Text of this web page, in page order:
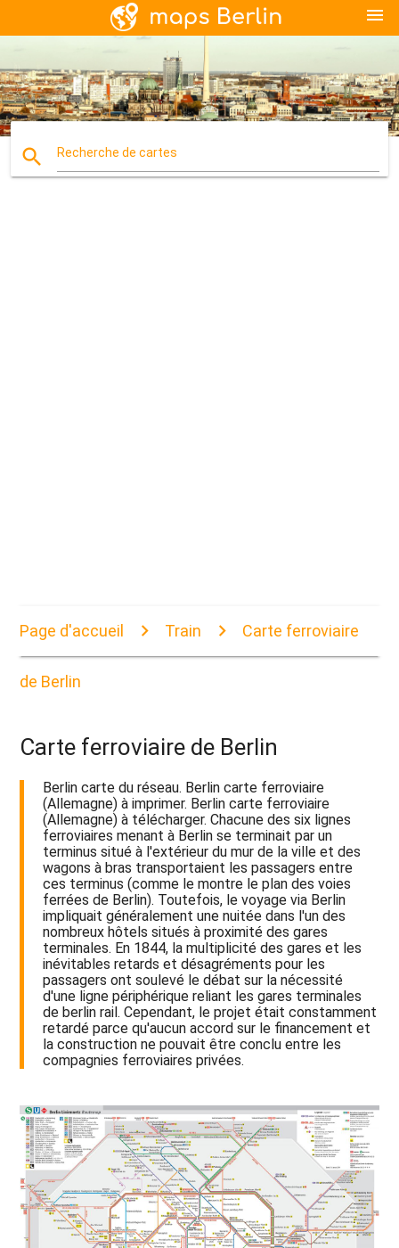
menu
search Recherche de cartes
Page d'accueil Train Carte ferroviaire
de Berlin
Carte ferroviaire de Berlin
Berlin carte du réseau. Berlin carte ferroviaire
(Allemagne) à imprimer. Berlin carte ferroviaire
(Allemagne) à télécharger. Chacune des six lignes
ferroviaires menant à Berlin se terminait par un
terminus situé à l'extérieur du mur de la ville et des
wagons à bras transportaient les passagers entre
ces terminus (comme le montre le plan des voies
ferrées de Berlin). Toutefois, le voyage via Berlin
impliquait généralement une nuitée dans l'un des
nombreux hôtels situés à proximité des gares
terminales. En 1844, la multiplicité des gares et les
inévitables retards et désagréments pour les
passagers ont soulevé le débat sur la nécessité
d'une ligne périphérique reliant les gares terminales
de berlin rail. Cependant, le projet était constamment
retardé parce qu'aucun accord sur le financement et
la construction ne pouvait être conclu entre les
compagnies ferroviaires privées.